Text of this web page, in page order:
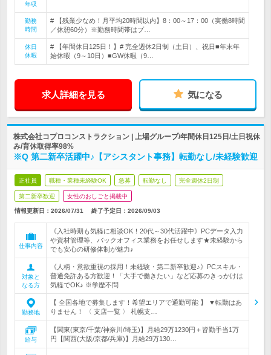
年収
勤務
時間
# 【残業少なめ！月平均20時間以内】8：00～17：00（実働8時間
／休憩60分）※勤務時間帯はプ…
休日
休暇
# 【年間休日125日！】# 完全週休2日制（土日）、祝日■年末年
始休暇（9～10日）■GW休暇（9…
求人詳細を見る 気になる
株式会社コプロコンストラクション | 上場グループ/年間休日125日/土日祝休
み/育休取得率98%
※Q 第二新卒活躍中♪【アシスタント事務】転勤なし/未経験歓迎
正社員 職種・業種未経験OK 急募 転勤なし 完全週休2日制
第二新卒歓迎 女性のおしごと掲載中
情報更新日：2026/07/31 終了予定日： 2026/09/03
仕事内容
《入社時期も気軽に相談OK！20代～30代活躍中》PCデータ入力
や資材管理等、バックオフィス業務をお任せします★未経験から
でも安心の研修体制が魅力♪
対象と
なる方
《人柄・意欲重視の採用！未経験・第二新卒歓迎♪》PCスキル・
普通免許ある方歓迎！「大手で働きたい」など応募のきっかけは
気軽でOK♪ ※学歴不問
勤務地
【 全国各地で募集します！希望エリアで通勤可能 】 ▼転勤はあ
りません！ 〈 支店一覧 〉 札幌支…
給与
【関東(東京/千葉/神奈川/埼玉)】月給29万1230円＋皆勤手当1万
円【関西(大阪/京都/兵庫)】月給29万130…